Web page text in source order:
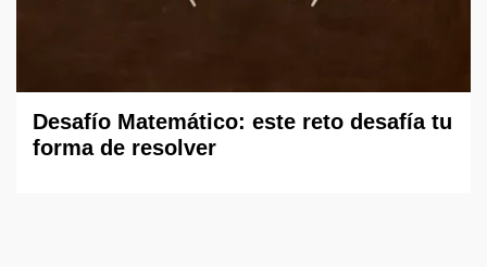
Desafío Matemático: este reto desafía tu
forma de resolver